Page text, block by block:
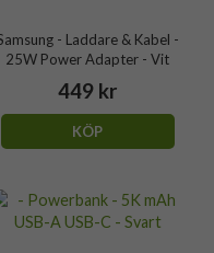
- Laddare & Kabel -
25W Power Adapter - Vit
449 kr
KÖP